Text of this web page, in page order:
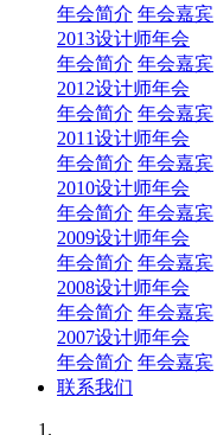
年会简介 年会嘉宾
2013设计师年会
年会简介 年会嘉宾
2012设计师年会
年会简介 年会嘉宾
2011设计师年会
年会简介 年会嘉宾
2010设计师年会
年会简介 年会嘉宾
2009设计师年会
年会简介 年会嘉宾
2008设计师年会
年会简介 年会嘉宾
2007设计师年会
年会简介 年会嘉宾
联系我们